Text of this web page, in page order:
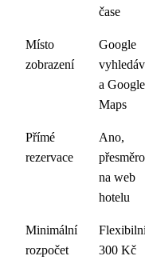
čase
Místo
zobrazení
Google
a Google
Maps
Přímé
rezervace
Ano,
na web
hotelu
Minimální
rozpočet
300 Kč